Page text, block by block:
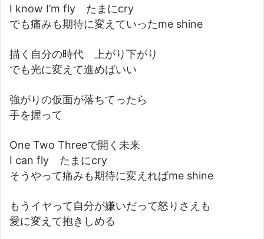
I know I’m fly たまにcry
でも痛みも期待に変えていったme shine
描く自分の時代 上がり下がり
でも光に変えて進めばいい
強がりの仮面が落ちてったら
手を握って
One Two Threeで開く未来
I can fly たまにcry
そうやって痛みも期待に変えればme shine
もうイヤって自分が嫌いだって怒りさえも
愛に変えて抱きしめる